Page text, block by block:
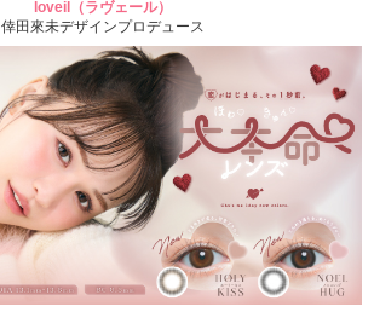
loveil（ラヴェール）
倖田來未デザインプロデュース